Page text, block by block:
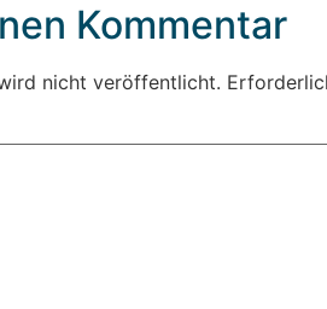
Kommentar
nicht veröffentlicht.